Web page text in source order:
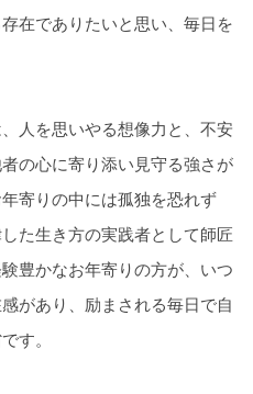
在でありたいと思い、毎日を
人を思いやる想像力と、不安
の心に寄り添い見守る強さが
寄りの中には孤独を恐れず
た生き方の実践者として師匠
豊かなお年寄りの方が、いつ
があり、励まされる毎日で自
す。